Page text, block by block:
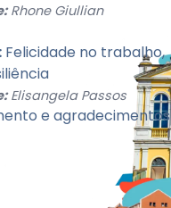
Rhone Giullian
Felicidade no trabalho,
Elisangela Passos
e agradecimentos